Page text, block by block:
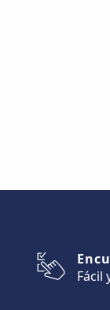
Fácil